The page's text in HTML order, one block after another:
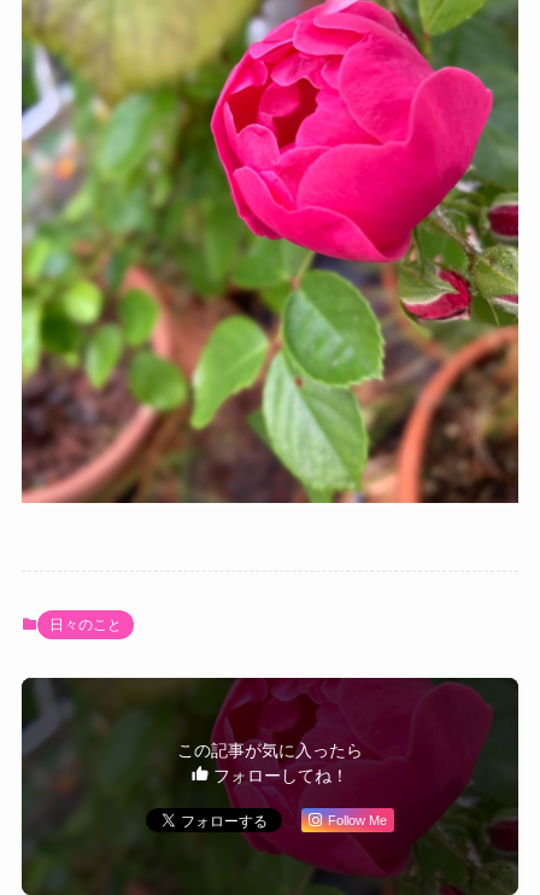
日々のこと
この記事が気に入ったら
フォローしてね！
Follow Me